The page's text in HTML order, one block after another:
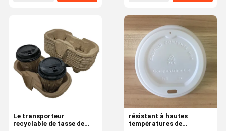
Maison
Au Sujet De
Nous
Visite
D'usine
résistant à hautes
températures de
Le transporteur
recyclable de tasse de